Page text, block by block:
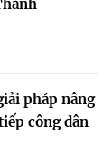
pháp nâng
công dân